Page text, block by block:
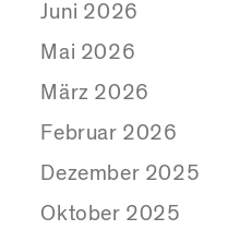
Juni 2026
Mai 2026
März 2026
Februar 2026
Dezember 2025
Oktober 2025